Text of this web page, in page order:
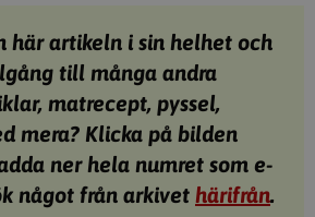
här artikeln i sin helhet och
till många andra
matrecept, pyssel,
mera? Klicka på bilden
ner hela numret som e-
något från arkivet härifrån.